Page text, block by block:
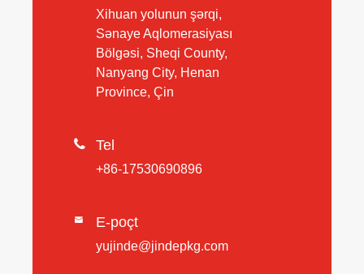
Xihuan yolunun şərqi,
Sənaye Aqlomerasiyası
Bölgəsi, Sheqi County,
Nanyang City, Henan
Province, Çin
 Tel
+86-17530690896
 E-poçt
yujinde@jindepkg.com